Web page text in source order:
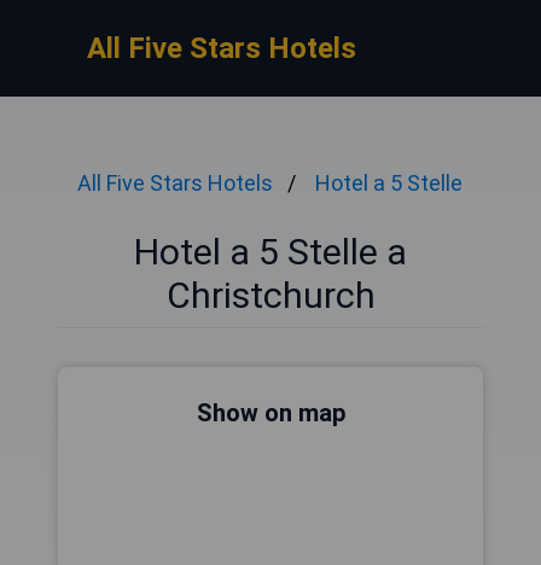
All Five Stars Hotels
All Five Stars Hotels Hotel a 5 Stelle
Hotel a 5 Stelle a
Christchurch
Show on map